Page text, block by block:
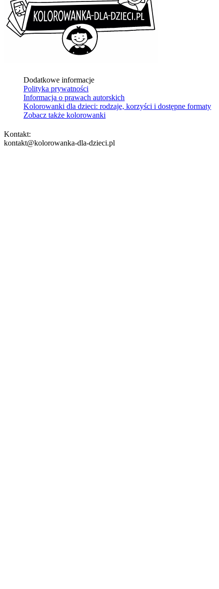
Dodatkowe informacje
Polityka prywatności
Informacja o prawach autorskich
Kolorowanki dla dzieci: rodzaje, korzyści i dostępne formaty
Zobacz także kolorowanki
Kontakt:
kontakt@kolorowanka-dla-dzieci.pl